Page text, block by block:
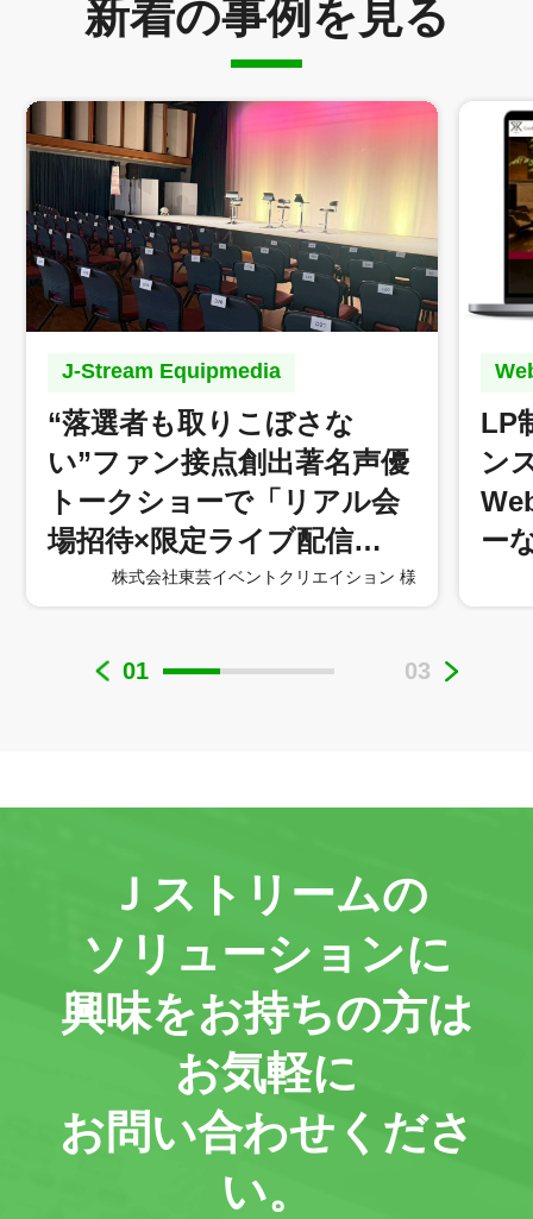
新着の事例を見る
J-Stream Equipmedia
“落選者も取りこぼさな
い”ファン接点創出著名声優
トークショーで「リアル会
場招待×限定ライブ配信…
株式会社東芸イベントクリエイション 様
LP
ン
ー
01 03
Ｊストリームの
ソリューションに
興味をお持ちの方は
お気軽に
お問い合わせくださ
い。